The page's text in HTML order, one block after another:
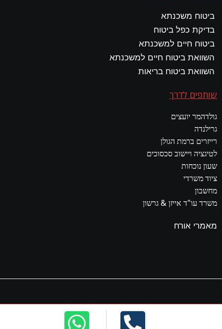
ביטוח משכנתא
בדיקת כפל ביטוח
ביטוח חיים למשכנתא
השוואת ביטוח חיים למשכנתא
השוואת ביטוח בריאות
שותפים לדרך
גולדהמר יועצים
גרילנדה
רייזרים ברמת הגולן
לטיגציה ויישוב סכסוכים
שעון נוכחות
ציוד משרדי
מחשבון
משרד עו"ד אייזן & גרשון
מאמרי אורח
האתר נבנה ומקודם על ידי גל ים סטודיו |חברה לקידום אתרים